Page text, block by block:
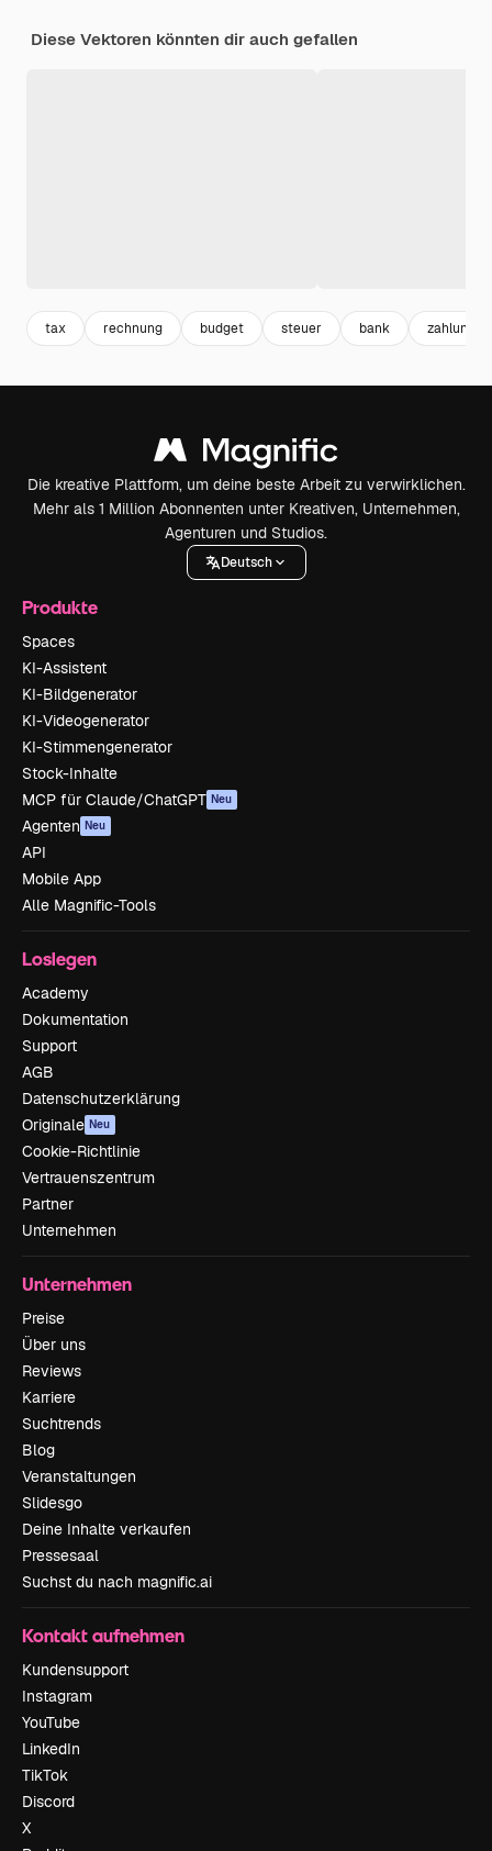
Diese Vektoren könnten dir auch gefallen
tax rechnung budget steuer bank zahlung
Die kreative Plattform, um deine beste Arbeit zu verwirklichen.
Mehr als 1 Million Abonnenten unter Kreativen, Unternehmen,
Agenturen und Studios.
Deutsch
Produkte
Spaces
KI-Assistent
KI-Bildgenerator
KI-Videogenerator
KI-Stimmengenerator
Stock-Inhalte
MCP für Claude/ChatGPT Neu
Agenten Neu
API
Mobile App
Alle Magnific-Tools
Loslegen
Academy
Dokumentation
Support
AGB
Datenschutzerklärung
Originale Neu
Cookie-Richtlinie
Vertrauenszentrum
Partner
Unternehmen
Unternehmen
Preise
Über uns
Reviews
Karriere
Suchtrends
Blog
Veranstaltungen
Slidesgo
Deine Inhalte verkaufen
Pressesaal
Suchst du nach magnific.ai
Kontakt aufnehmen
Kundensupport
Instagram
YouTube
LinkedIn
TikTok
Discord
X